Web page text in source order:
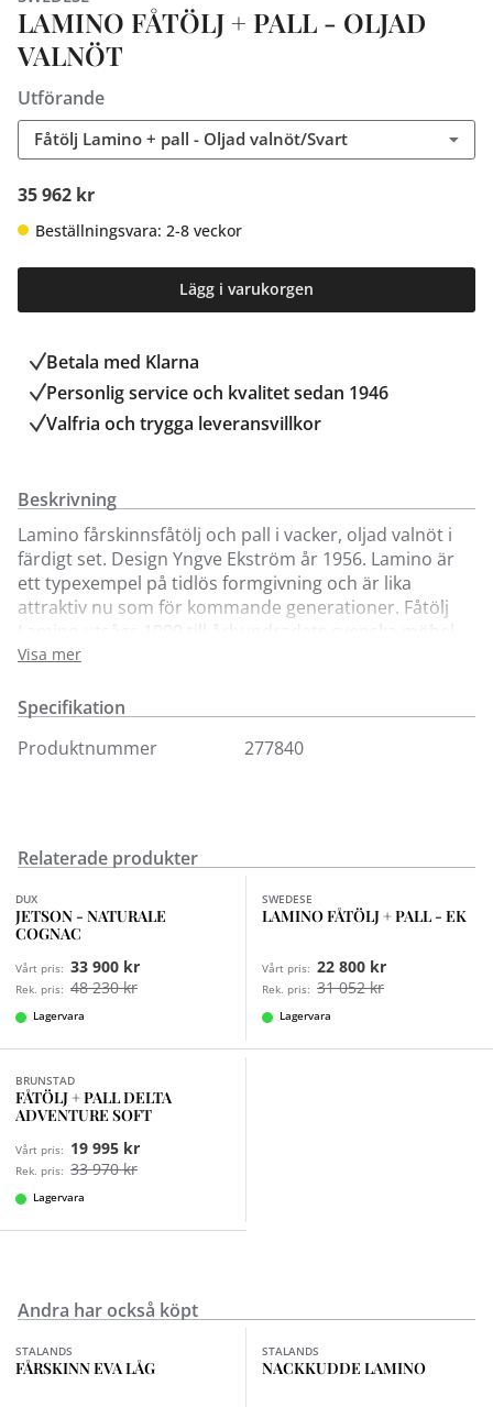
LAMINO FÅTÖLJ + PALL - OLJAD
VALNÖT
Utförande
Fåtölj Lamino + pall - Oljad valnöt/Svart
35 962 kr
Beställningsvara: 2-8 veckor
Lägg i varukorgen
Betala med Klarna
Personlig service och kvalitet sedan 1946
Valfria och trygga leveransvillkor
Beskrivning
Lamino fårskinnsfåtölj och pall i vacker, oljad valnöt i
färdigt set. Design Yngve Ekström år 1956. Lamino är
ett typexempel på tidlös formgivning och är lika
attraktiv nu som för kommande generationer. Fåtölj
Lamino utsågs 1999 till århundradets svenska möbel
av tidningen Sköna Hem och har alla attribut för en
fårskinn; Scandinavian Grey, Moonlight, Charcoal,
att köpa till.
samma nyans.
Köp din Lamino enkelt online eller kom och provsitt i
någon av våra butiker.
Fri frakt inom Sverige.
Visa mer
Specifikation
Produktnummer
277840
Relaterade produkter
DUX
JETSON - NATURALE
COGNAC
Vårt pris: 33 900 kr
Rek. pris: 48 230 kr
Lagervara
SWEDESE
LAMINO FÅTÖLJ + PALL - EK
Vårt pris: 22 800 kr
Rek. pris: 31 052 kr
Lagervara
BRUNSTAD
FÅTÖLJ + PALL DELTA
ADVENTURE SOFT
Vårt pris: 19 995 kr
Rek. pris: 33 970 kr
Lagervara
Andra har också köpt
Finns i fler val (6)
STALANDS
FÅRSKINN EVA LÅG
STALANDS
NACKKUDDE LAMINO